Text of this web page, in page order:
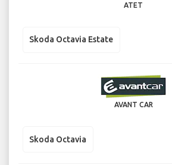
ATET
Skoda Octavia Estate
AVANT CAR
Skoda Octavia